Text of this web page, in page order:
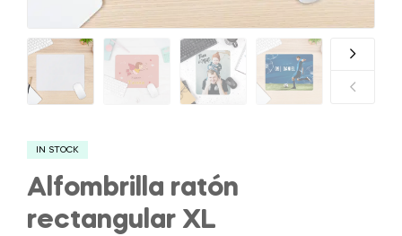
IN STOCK
Alfombrilla ratón
rectangular XL